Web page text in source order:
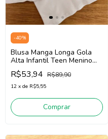
-40%
Blusa Manga Longa Gola
Alta Infantil Teen Menino
Milon 2001890 (Branco)
R$53,94 R$89,90
12 x de R$5,55
Comprar